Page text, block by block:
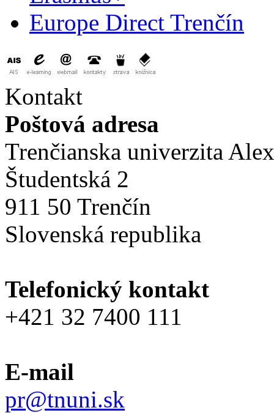
Europe Direct Trenčín
Kontakt
Poštová adresa
Trenčianska univerzita
Študentská 2
911 50 Trenčín
Slovenská republika
Telefonický kontakt
+421 32 7400 111
E-mail
pr@tnuni.sk